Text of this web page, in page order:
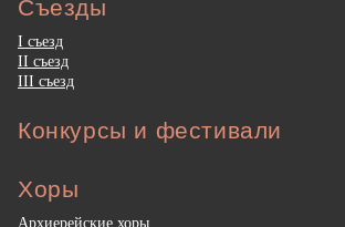
Съезды
I съезд
II съезд
III съезд
Конкурсы и фестивали
Хоры
Архиерейские хоры